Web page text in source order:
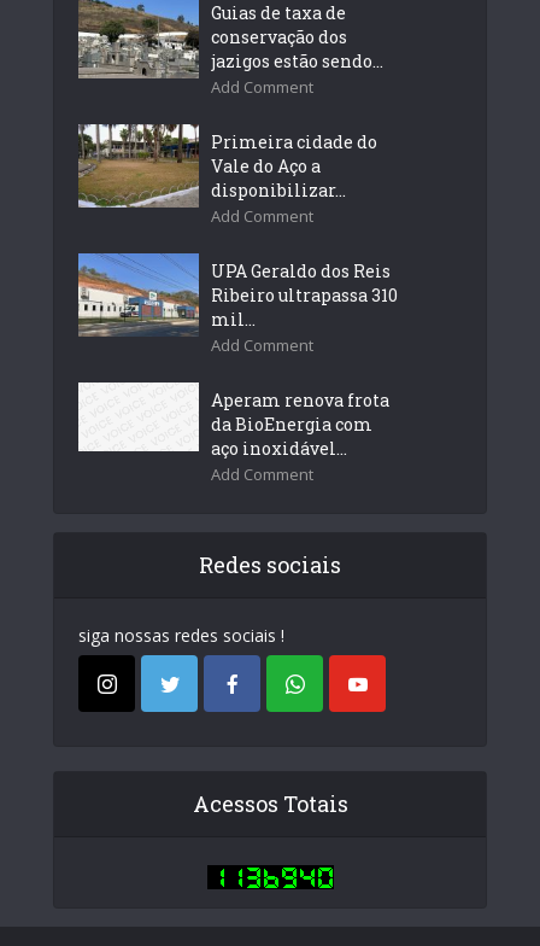
Guias de taxa de
conservação dos
jazigos estão sendo...
Add Comment
Primeira cidade do
Vale do Aço a
disponibilizar...
Add Comment
UPA Geraldo dos Reis
Ribeiro ultrapassa 310
mil...
Add Comment
Aperam renova frota
da BioEnergia com
aço inoxidável...
Add Comment
Redes sociais
siga nossas redes sociais !
Acessos Totais